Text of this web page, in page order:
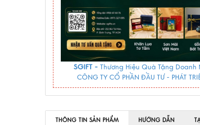
SGIFT - Thương Hiệu Quà Tặng Doanh
CÔNG TY CỔ PHẦN ĐẦU TƯ - PHÁT
THÔNG TIN SẢN PHẨM HƯỚNG DẪN